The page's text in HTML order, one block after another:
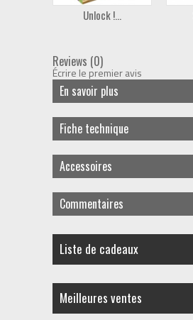
Unlock !...
Reviews (0)
Écrire le premier avis
En savoir plus
Fiche technique
Accessoires
Commentaires
Liste de cadeaux
Meilleures ventes